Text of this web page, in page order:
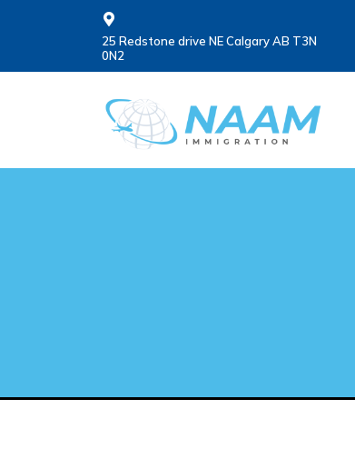
25 Redstone drive NE Calgary AB T3N
0N2